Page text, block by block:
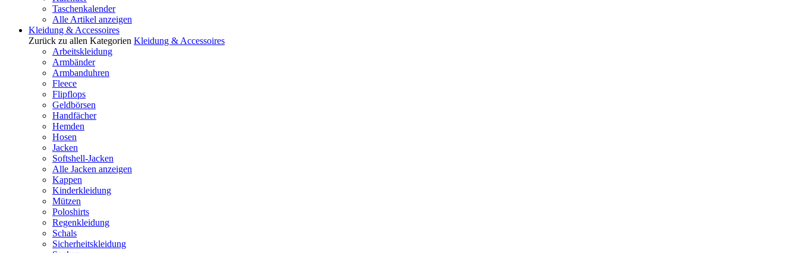
Taschenkalender
Alle Artikel anzeigen
Kleidung & Accessoires
Zurück zu allen Kategorien Kleidung & Accessoires
Arbeitskleidung
Armbänder
Armbanduhren
Fleece
Flipflops
Geldbörsen
Handfächer
Hemden
Hosen
Jacken
Softshell-Jacken
Alle Jacken anzeigen
Kappen
Kinderkleidung
Mützen
Poloshirts
Regenkleidung
Schals
Sicherheitskleidung